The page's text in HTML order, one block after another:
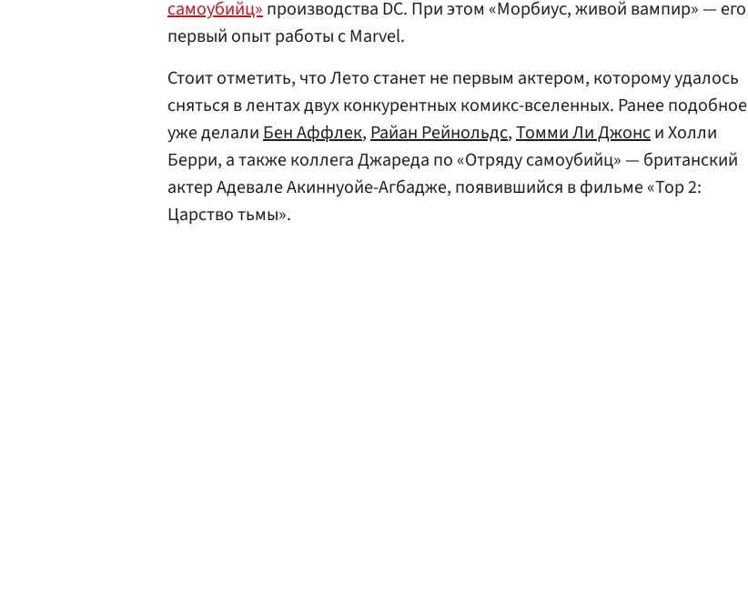
самоубийц»производства DC. При этом «Морбиус, живой вампир» — его
первый опыт работы с Marvel.
Стоит отметить, что Лето станет не первым актером, которому удалось
сняться в лентах двух конкурентных комикс-вселенных. Ранее подобное
уже делалиБен Аффлек,Райан Рейнольдс,Томми Ли Джонси Холли
Берри, а также коллега Джареда по «Отряду самоубийц» — британский
актер Адевале Акиннуойе-Агбадже, появившийся в фильме «Тор 2:
Царство тьмы».